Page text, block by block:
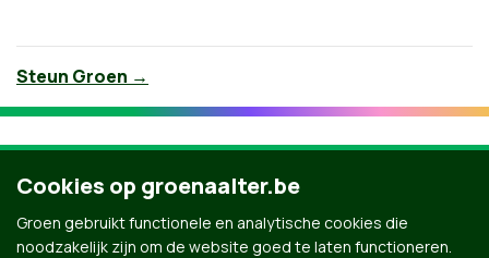
Steun Groen →
Cookies op groenaalter.be
Groen gebruikt functionele en analytische cookies die
noodzakelijk zijn om de website goed te laten functioneren.